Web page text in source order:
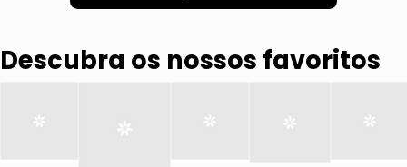
Descubra os nossos favoritos